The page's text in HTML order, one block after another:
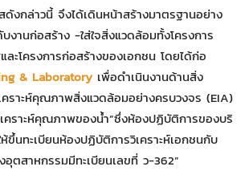
สดังกล่าวนี้ จึงได้เดินหน้าสร้างมาตรฐานอย่าง
งานก่อสร้าง -ใส่ใจสิ่งแวดล้อมทั้งโครงการ
ะโครงการก่อสร้างของเอกชน โดยได้ก่อ
& Laboratoryเพื่อดำเนินงานด้านสิ่ง
คราะห์คุณภาพสิ่งแวดล้อมอย่างครบวงจร (EIA)
คราะห์คุณภาพของน้ำ”ซึ่งห้องปฏิบัติการของบริ
นทะเบียนห้องปฏิบัติการวิเคราะห์เอกชนกับ
อุตสาหกรรมมีทะเบียนเลขที่ ว-362”